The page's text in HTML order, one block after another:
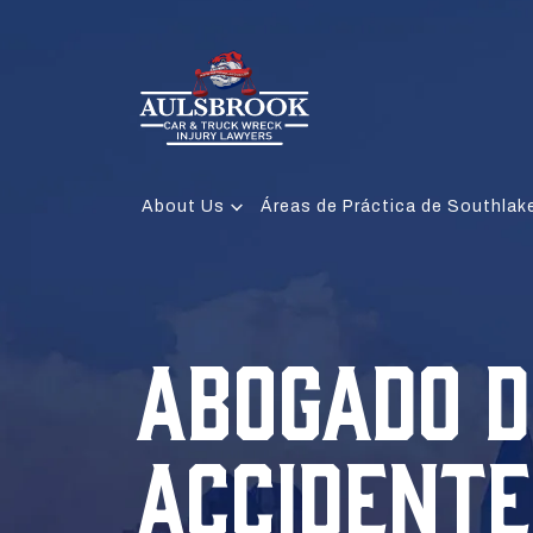
About Us Áreas de Práctica de
ABOGADO